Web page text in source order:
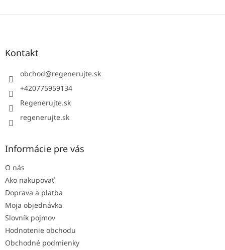
Z
Kontakt
obchod@regenerujte.sk
+420775959134
Regenerujte.sk
regenerujte.sk
Informácie pre vás
O nás
Ako nakupovať
Doprava a platba
Moja objednávka
Slovník pojmov
Hodnotenie obchodu
Obchodné podmienky